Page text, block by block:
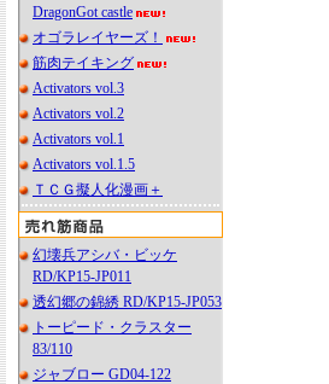
DragonGot castle
オゴラレイヤーズ！
筋肉テイキング
Activators vol.3
Activators vol.2
Activators vol.1
Activators vol.1.5
ＴＣＧ擬人化漫画＋
幻壊兵アシバ・ビッケ
RD/KP15-JP011
透幻郷の錦綉 RD/KP15-JP053
トーピード・クラスター
83/110
ジャブロー GD04-122